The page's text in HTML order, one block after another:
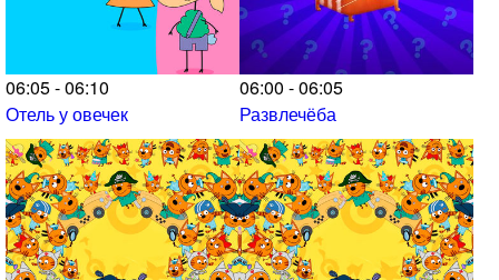
06:05 - 06:10
Отель у овечек
06:00 - 06:05
Развлечёба